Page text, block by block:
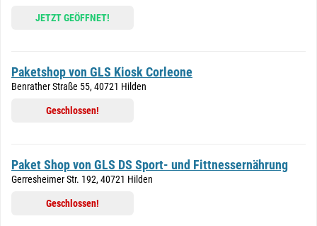
JETZT GEÖFFNET!
Paketshop von GLS Kiosk Corleone
Benrather Straße 55, 40721 Hilden
Geschlossen!
Paket Shop von GLS DS Sport- und Fittnessernährung
Gerresheimer Str. 192, 40721 Hilden
Geschlossen!